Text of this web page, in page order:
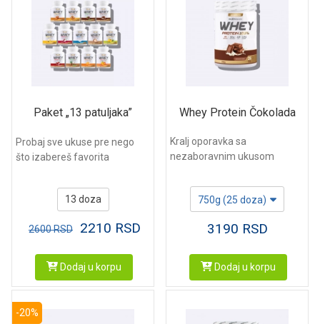
Paket „13 patuljaka”
Probaj sve ukuse pre nego
što izabereš favorita
13 doza
2600RSD 2210 RSD
Dodaj u korpu
Whey Protein Čokolada
Kralj oporavka sa
nezaboravnim ukusom
750g (25 doza)
3190 RSD
Dodaj u korpu
-20%